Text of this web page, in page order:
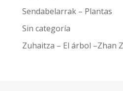
Sendabelarrak – Plantas
Sin categoría
Zuhaitza – El árbol –Zhan